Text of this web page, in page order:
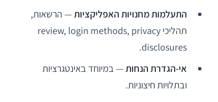
התעלמות מחנויות האפליקציות— הרשאות,
תהליכי review, login methods, privacy
disclosures.
אי-הגדרת הנחות— במיוחד באינטגרציות
ובתלויות חיצוניות.